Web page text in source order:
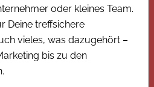
oder kleines Team.
Deine treffsichere
vieles, was dazugehört –
bis zu den